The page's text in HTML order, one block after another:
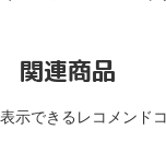
関連商品
表示できるレコメンド